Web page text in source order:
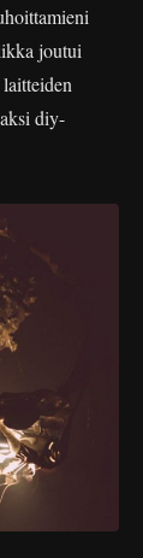
joutui
diy-